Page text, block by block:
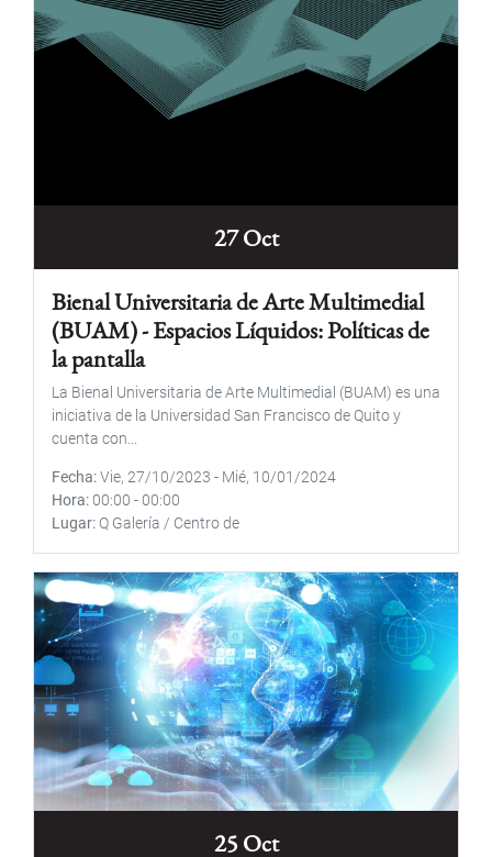
27 Oct
Bienal Universitaria de Arte Multimedial
(BUAM) - Espacios Líquidos: Políticas de
la pantalla
La Bienal Universitaria de Arte Multimedial (BUAM) es una
iniciativa de la Universidad San Francisco de Quito y
cuenta con...
Fecha Vie, 27/10/2023 - Mié, 10/01/2024
Hora 00:00 -00:00
Lugar Q Galería / Centro de
25 Oct